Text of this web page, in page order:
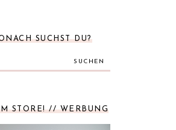
SUCHST DU?
SUCHEN
STORE! // WERBUNG